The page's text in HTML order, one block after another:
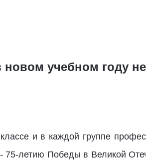
учебном году
и в каждой группе
летию Победы в Великой